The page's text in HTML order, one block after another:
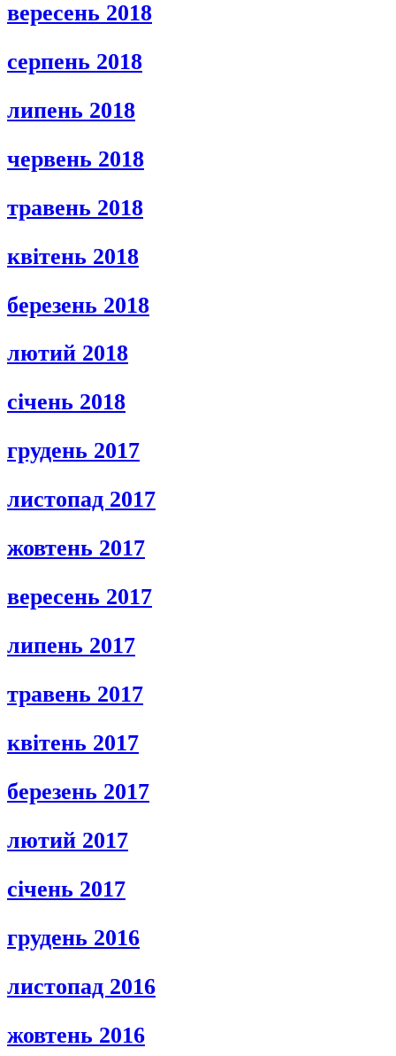
вересень 2018
серпень 2018
липень 2018
червень 2018
травень 2018
квітень 2018
березень 2018
лютий 2018
січень 2018
грудень 2017
листопад 2017
жовтень 2017
вересень 2017
липень 2017
травень 2017
квітень 2017
березень 2017
лютий 2017
січень 2017
грудень 2016
листопад 2016
жовтень 2016